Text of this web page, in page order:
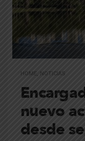
HOME, NOTICIAS
nuevo
desde